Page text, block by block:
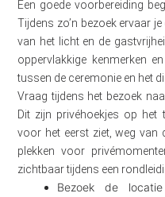
Een goede voorbereiding
Tijdens zo’n bezoek ervaar
van het licht en de
oppervlakkige kenmerken
tussen de ceremonie en het
Vraag tijdens het bezoek
Dit zijn privéhoekjes op het
voor het eerst ziet, weg van
plekken voor
zichtbaar tijdens een
Bezoek de